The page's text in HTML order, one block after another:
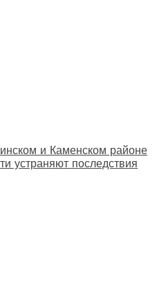
и Каменском районе
устраняют последствия